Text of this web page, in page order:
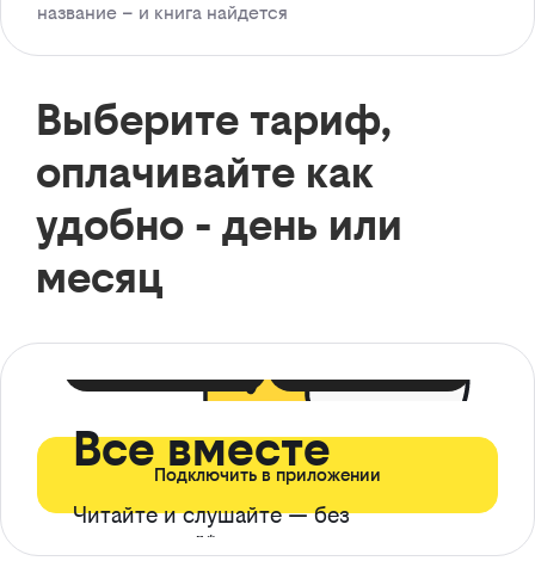
название – и книга найдется
Выберите тариф,
оплачивайте как
удобно - день или
месяц
Все вместе
Читайте и слушайте — без
ограничений*
Подключить в приложении